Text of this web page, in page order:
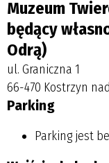
Muzeum
będący
Odrą)
ul. Graniczna 1
66-470 Kostrzyn
Parking
Parking jest